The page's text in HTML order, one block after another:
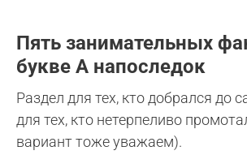
Пять занимательных
букве А напоследок
Раздел для тех, кто добрался до
для тех, кто нетерпеливо
вариант тоже уважаем).